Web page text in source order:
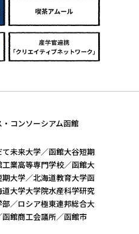
コンソーシアム函館
未来大学／函館大谷短期
業高等専門学校／函館大
大学／北海道教育大学函
大学大学院水産科学研究
部／ロシア極東連邦総合大
館商工会議所／函館市